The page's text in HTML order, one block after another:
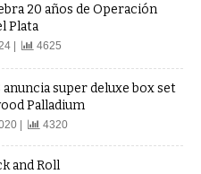
20 años de Operación
Plata
| 4625
anuncia super deluxe box set
Palladium
| 4320
and Roll